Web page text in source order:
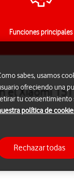
Funciones principales
el Xiaomi
Puedes
manualmente. Si
sabes, usamos
ofreciendo una
tu consentimiento
política de
Rechazar todas